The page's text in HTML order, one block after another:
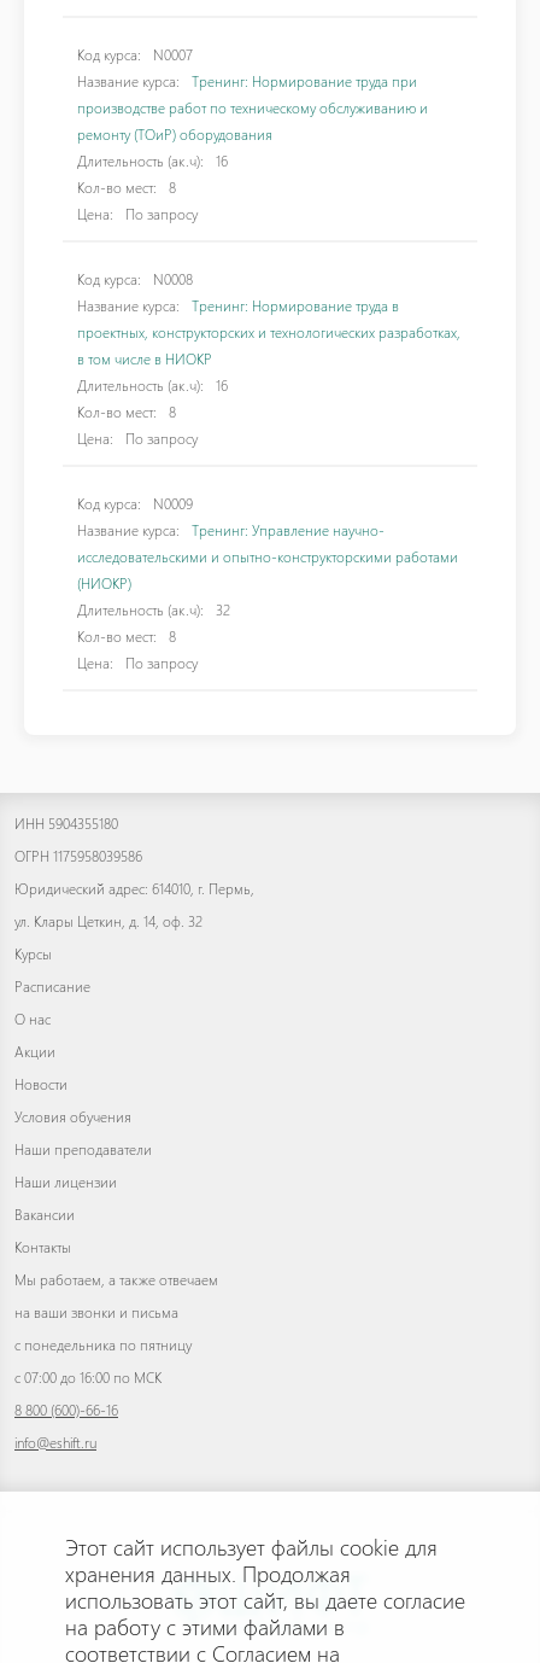
Код курса:
N0007
Название курса:
Тренинг: Нормирование труда при
производстве работ по техническому обслуживанию и
ремонту (ТОиР) оборудования
Длительность (ак.ч):
16
Кол-во мест:
8
Цена:
По запросу
Код курса:
N0008
Название курса:
Тренинг: Нормирование труда в
проектных, конструкторских и технологических разработках,
в том числе в НИОКР
Длительность (ак.ч):
16
Кол-во мест:
8
Цена:
По запросу
Код курса:
N0009
Название курса:
Тренинг: Управление научно-
исследовательскими и опытно-конструкторскими работами
(НИОКР)
Длительность (ак.ч):
32
Кол-во мест:
8
Цена:
По запросу
ИНН 5904355180
ОГРН 1175958039586
Юридический адрес: 614010, г. Пермь,
ул. Клары Цеткин, д. 14, оф. 32
Курсы
Расписание
О нас
Акции
Новости
Условия обучения
Наши преподаватели
Наши лицензии
Вакансии
Контакты
Мы работаем, а также отвечаем
на ваши звонки и письма
с понедельника по пятницу
с 07:00 до 16:00 по МСК
8 800 (600)-66-16
info@eshift.ru
Этот сайт использует файлы cookie для
хранения данных. Продолжая
использовать этот сайт, вы даете согласие
на работу с этими файлами в
соответствии с Согласием на